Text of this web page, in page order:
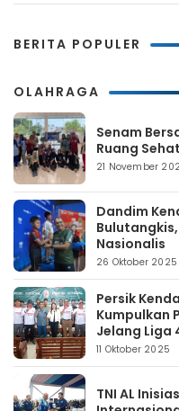
BERITA POPULER
OLAHRAGA
Senam
Ruang
21 November
Dandim
Nasionalis
26 Oktober 2025
Persik
Kumpulkan
Jelang Liga
11 Oktober 2025
TNI AL